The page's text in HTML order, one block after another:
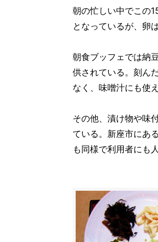
朝の忙しい中でこの
となっているが、卵
朝食ブッフェでは納
供されている。刻ん
なく、味噌汁にも使
その他、漬け物や味
ている。新座市にあ
も同様で利用者にも